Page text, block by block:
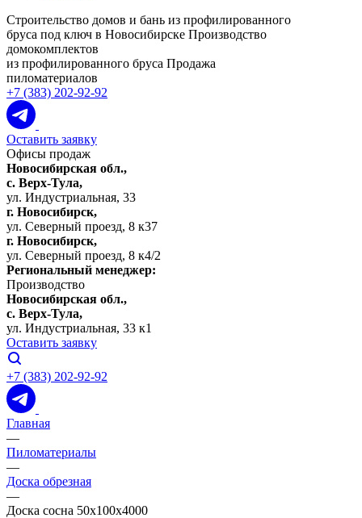
Строительство домов и бань из профилированного
бруса под ключ в Новосибирске Производство
домокомплектов
из профилированного бруса Продажа
пиломатериалов
+7 (383) 202-92-92
Оставить заявку
Офисы продаж
Новосибирская обл.,
c. Верх-Тула,
ул. Индустриальная, 33
г. Новосибирск,
ул. Северный проезд, 8 к37
г. Новосибирск,
ул. Северный проезд, 8 к4/2
Региональный менеджер:
Производство
Новосибирская обл.,
c. Верх-Тула,
ул. Индустриальная, 33 к1
Оставить заявку
+7 (383) 202-92-92
Главная
—
Пиломатериалы
—
Доска обрезная
—
Доска сосна 50х100х4000